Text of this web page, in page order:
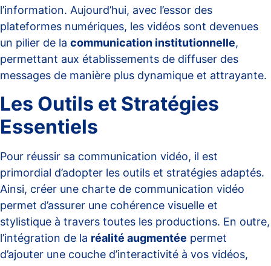
l’information. Aujourd’hui, avec l’essor des
plateformes numériques, les vidéos sont devenues
un pilier de la communication institutionnelle,
permettant aux établissements de diffuser des
messages de manière plus dynamique et attrayante.
Les Outils et Stratégies
Essentiels
Pour réussir sa communication vidéo, il est
primordial d’adopter les outils et stratégies adaptés.
Ainsi, créer une charte de communication vidéo
permet d’assurer une cohérence visuelle et
stylistique à travers toutes les productions. En outre,
l’intégration de la réalité augmentée permet
d’ajouter une couche d’interactivité à vos vidéos,